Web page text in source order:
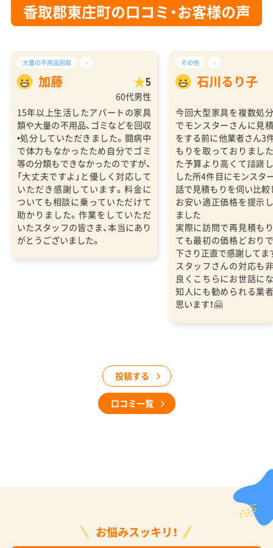
香取郡東庄町の口コミ・お客様の声
大量の不用品回収 -
加藤 5
60代男性
15年以上生活したアパートの家具
類や大量の不用品、ゴミなどを回収
•処分していただきました。闘病中
で体力もなかったため自分でゴミ
等の分類もできなかったのですが、
「大丈夫ですよ」と優しく対応して
いただき感謝しています。料金に
ついても相談に乗っていただけて
助かりました。作業をしていただ
いたスタッフの皆さま、本当にあり
がとうございました。
その他 -
石川るり子
今回大型家具を複数処
でモンスターさんに見
をする前に他業者さん3
もりを取っておりまし
た予算より高くて躊躇
した所4件目にモンスタ
話で見積もりを伺い比
お安い適正価格を提示
ました
実際に訪問で再見積も
ても最初の価格どおり
下さり正直で感謝してま
スタッフさんの対応も
良くこちらにお世話に
知人にも勧められる業
思います！🤗
投稿する
口コミ一覧
お悩みスッキリ！